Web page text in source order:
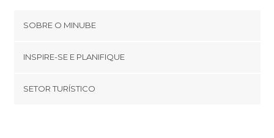
Onde comer em Erfoud
Onde comer em Tiznit
Onde comer em Azru
SOBRE O MINUBE
Términos e Condições
INSPIRE-SE E PLANIFIQUE
footer@item_discovertips_anchor
SETOR TURÍSTICO